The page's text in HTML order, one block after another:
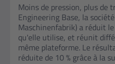
Moins de pression, plus de
Engineering Base, la
Maschinenfabrik) a réduit
qu'elle utilise, et réunit
même plateforme. Le
réduite de 10 % grâce à la